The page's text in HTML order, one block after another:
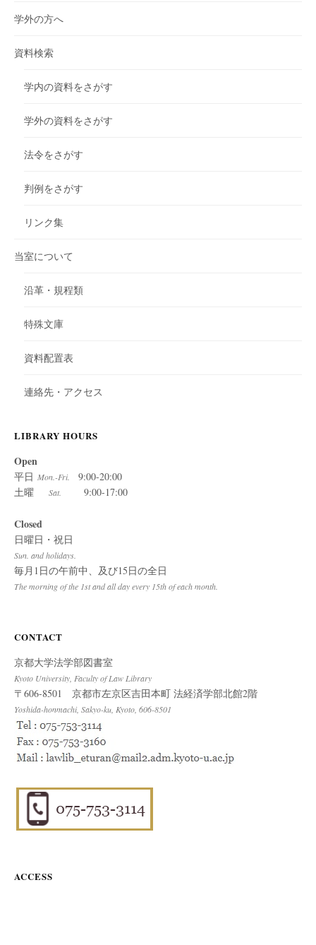
学外の方へ
資料検索
学内の資料をさがす
学外の資料をさがす
法令をさがす
判例をさがす
リンク集
当室について
沿革・規程類
特殊文庫
資料配置表
連絡先・アクセス
LIBRARY HOURS
Open
平日 Mon.-Fri. 9:00-20:00
土曜 Sat. 9:00-17:00
Closed
日曜日・祝日
Sun. and holidays.
毎月1日の午前中、及び15日の全日
The morning of the 1st and all day every 15th of each month.
CONTACT
京都大学法学部図書室
Kyoto University, Faculty of Law Library
〒606-8501 京都市左京区吉田本町 法経済学部北館2階
Yoshida-honmachi, Sakyo-ku, Kyoto, 606-8501
ACCESS